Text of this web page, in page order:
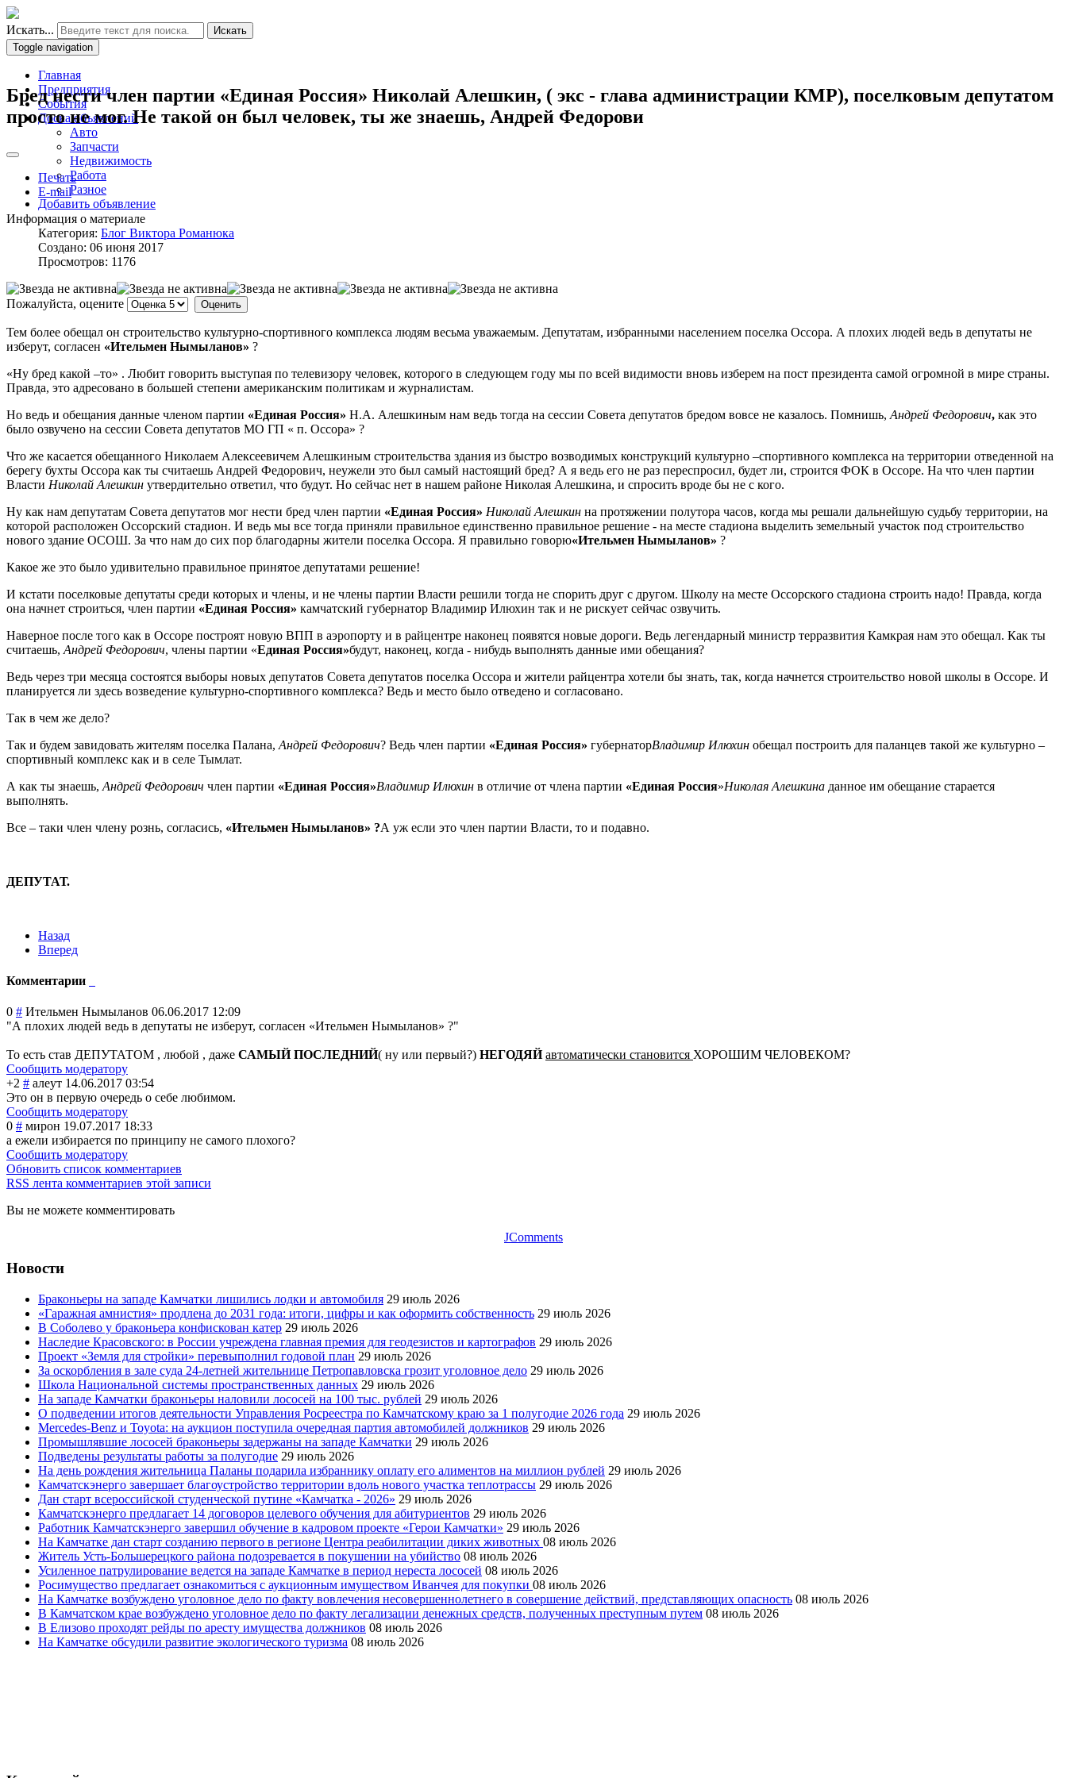
Искать...
Искать
Toggle navigation
Главная
Предприятия
События
Доска объявлений
Авто
Запчасти
Недвижимость
Работа
Разное
Добавить объявление
Бред нести член партии «Единая Россия» Николай Алешкин, ( экс - глава администрации КМР), поселковым депутатом
просто не мог. Не такой он был человек, ты же знаешь, Андрей Федорови
Печать
E-mail
Информация о материале
Категория: Блог Виктора Романюка
Создано: 06 июня 2017
Просмотров: 1176
Пожалуйста, оцените
Тем более обещал он строительство культурно-спортивного комплекса людям весьма уважаемым. Депутатам, избранными населением поселка Оссора. А плохих людей ведь в депутаты не
изберут, согласен «Ительмен Нымыланов» ?
«Ну бред какой –то» . Любит говорить выступая по телевизору человек, которого в следующем году мы по всей видимости вновь изберем на пост президента самой огромной в мире страны.
Правда, это адресовано в большей степени американским политикам и журналистам.
Но ведь и обещания данные членом партии «Единая Россия» Н.А. Алешкиным нам ведь тогда на сессии Совета депутатов бредом вовсе не казалось. Помнишь, Андрей Федорович, как это
было озвучено на сессии Совета депутатов МО ГП « п. Оссора» ?
Что же касается обещанного Николаем Алексеевичем Алешкиным строительства здания из быстро возводимых конструкций культурно –спортивного комплекса на территории отведенной на
берегу бухты Оссора как ты считаешь Андрей Федорович, неужели это был самый настоящий бред? А я ведь его не раз переспросил, будет ли, строится ФОК в Оссоре. На что член партии
Власти Николай Алешкин утвердительно ответил, что будут. Но сейчас нет в нашем районе Николая Алешкина, и спросить вроде бы не с кого.
Ну как нам депутатам Совета депутатов мог нести бред член партии «Единая Россия» Николай Алешкин на протяжении полутора часов, когда мы решали дальнейшую судьбу территории, на
которой расположен Оссорский стадион. И ведь мы все тогда приняли правильное единственно правильное решение - на месте стадиона выделить земельный участок под строительство
нового здание ОСОШ. За что нам до сих пор благодарны жители поселка Оссора. Я правильно говорю«Ительмен Нымыланов» ?
Какое же это было удивительно правильное принятое депутатами решение!
И кстати поселковые депутаты среди которых и члены, и не члены партии Власти решили тогда не спорить друг с другом. Школу на месте Оссорского стадиона строить надо! Правда, когда
она начнет строиться, член партии «Единая Россия» камчатский губернатор Владимир Илюхин так и не рискует сейчас озвучить.
Наверное после того как в Оссоре построят новую ВПП в аэропорту и в райцентре наконец появятся новые дороги. Ведь легендарный министр терразвития Камкрая нам это обещал. Как ты
считаешь, Андрей Федорович, члены партии «Единая Россия»будут, наконец, когда - нибудь выполнять данные ими обещания?
Ведь через три месяца состоятся выборы новых депутатов Совета депутатов поселка Оссора и жители райцентра хотели бы знать, так, когда начнется строительство новой школы в Оссоре. И
планируется ли здесь возведение культурно-спортивного комплекса? Ведь и место было отведено и согласовано.
Так в чем же дело?
Так и будем завидовать жителям поселка Палана, Андрей Федорович? Ведь член партии «Единая Россия» губернаторВладимир Илюхин обещал построить для паланцев такой же культурно –
спортивный комплекс как и в селе Тымлат.
А как ты знаешь, Андрей Федорович член партии «Единая Россия»Владимир Илюхин в отличие от члена партии «Единая Россия»Николая Алешкина данное им обещание старается
выполнять.
Все – таки член члену рознь, согласись, «Ительмен Нымыланов» ?А уж если это член партии Власти, то и подавно.
ДЕПУТАТ.
Назад
Вперед
Комментарии
0 # Ительмен Нымыланов 06.06.2017 12:09
"А плохих людей ведь в депутаты не изберут, согласен «Ительмен Нымыланов» ?"
То есть став ДЕПУТАТОМ , любой , даже САМЫЙ ПОСЛЕДНИЙ( ну или первый?) НЕГОДЯЙ автоматически становится ХОРОШИМ ЧЕЛОВЕКОМ?
Сообщить модератору
+2 # алеут 14.06.2017 03:54
Это он в первую очередь о себе любимом.
Сообщить модератору
0 # мирон 19.07.2017 18:33
а ежели избирается по принципу не самого плохого?
Сообщить модератору
Обновить список комментариев
RSS лента комментариев этой записи
Вы не можете комментировать
JComments
Новости
Браконьеры на западе Камчатки лишились лодки и автомобиля 29 июль 2026
«Гаражная амнистия» продлена до 2031 года: итоги, цифры и как оформить собственность 29 июль 2026
В Соболево у браконьера конфискован катер 29 июль 2026
Наследие Красовского: в России учреждена главная премия для геодезистов и картографов 29 июль 2026
Проект «Земля для стройки» перевыполнил годовой план 29 июль 2026
За оскорбления в зале суда 24-летней жительнице Петропавловска грозит уголовное дело 29 июль 2026
Школа Национальной системы пространственных данных 29 июль 2026
На западе Камчатки браконьеры наловили лососей на 100 тыс. рублей 29 июль 2026
О подведении итогов деятельности Управления Росреестра по Камчатскому краю за 1 полугодие 2026 года 29 июль 2026
Mercedes-Benz и Toyota: на аукцион поступила очередная партия автомобилей должников 29 июль 2026
Промышлявшие лососей браконьеры задержаны на западе Камчатки 29 июль 2026
Подведены результаты работы за полугодие 29 июль 2026
На день рождения жительница Паланы подарила избраннику оплату его алиментов на миллион рублей 29 июль 2026
Камчатскэнерго завершает благоустройство территории вдоль нового участка теплотрассы 29 июль 2026
Дан старт всероссийской студенческой путине «Камчатка - 2026» 29 июль 2026
Камчатскэнерго предлагает 14 договоров целевого обучения для абитуриентов 29 июль 2026
Работник Камчатскэнерго завершил обучение в кадровом проекте «Герои Камчатки» 29 июль 2026
На Камчатке дан старт созданию первого в регионе Центра реабилитации диких животных 08 июль 2026
Житель Усть-Большерецкого района подозревается в покушении на убийство 08 июль 2026
Усиленное патрулирование ведется на западе Камчатке в период нереста лососей 08 июль 2026
Росимущество предлагает ознакомиться с аукционным имуществом Иванчея для покупки 08 июль 2026
На Камчатке возбуждено уголовное дело по факту вовлечения несовершеннолетнего в совершение действий, представляющих опасность 08 июль 2026
В Камчатском крае возбуждено уголовное дело по факту легализации денежных средств, полученных преступным путем 08 июль 2026
В Елизово проходят рейды по аресту имущества должников 08 июль 2026
На Камчатке обсудили развитие экологического туризма 08 июль 2026